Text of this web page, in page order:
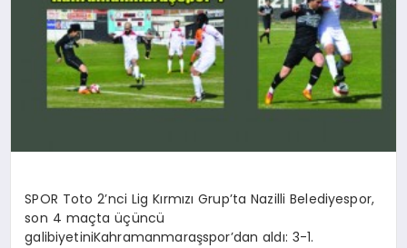
KÜNYE
SPOR Toto 2’nci Lig Kırmızı Grup’ta Nazilli Belediyespor,
son 4 maçta üçüncü
galibiyetiniKahramanmaraşspor’dan aldı: 3-1.